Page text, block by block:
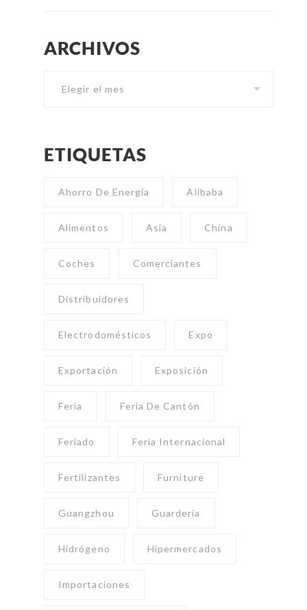
ARCHIVOS
ETIQUETAS
Ahorro De Energía Alibaba
Alimentos Asia China
Coches Comerciantes
Distribuidores
Electrodomésticos Expo
Exportación Exposición
Feria Feria De Cantón
Feriado Feria Internacional
Fertilizantes Furniture
Guangzhou Guardería
Hidrógeno Hipermercados
Importaciones